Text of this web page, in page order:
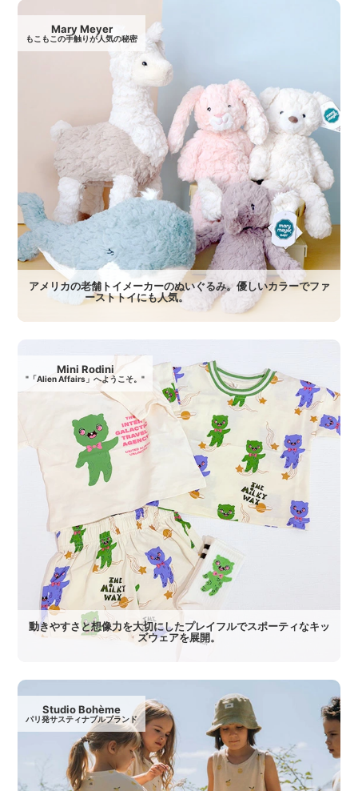
Mary Meyer
もこもこの手触りが人気の秘密
アメリカの老舗トイメーカーのぬいぐるみ。優しいカラーでファ
ーストトイにも人気。
Mini Rodini
"「Alien Affairs」へようこそ。"
動きやすさと想像力を大切にしたプレイフルでスポーティなキッ
ズウェアを展開。
Studio Bohème
パリ発サスティナブルブランド